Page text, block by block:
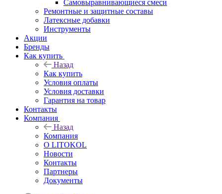
Самовыравнивающиеся смеси
Ремонтные и защитные составы
Латексные добавки
Инструменты
Акции
Бренды
Как купить
Назад
Как купить
Условия оплаты
Условия доставки
Гарантия на товар
Контакты
Компания
Назад
Компания
О LITOKOL
Новости
Контакты
Партнеры
Документы